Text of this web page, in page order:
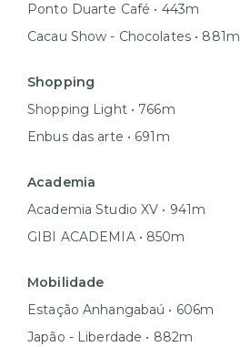
Ponto Duarte Café • 443m
Cacau Show - Chocolates • 881m
Shopping
Shopping Light • 766m
Enbus das arte • 691m
Academia
Academia Studio XV • 941m
GIBI ACADEMIA • 850m
Mobilidade
Estação Anhangabaú • 606m
Japão - Liberdade • 882m